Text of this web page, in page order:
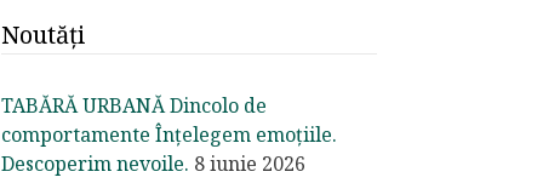
Noutăți
TABĂRĂ URBANĂ Dincolo de
comportamente Înțelegem emoțiile.
Descoperim nevoile. 8 iunie 2026